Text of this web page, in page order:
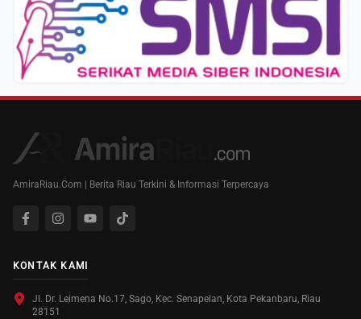
AmiraRiau.Com | Berita Riau Terkini & Informasi Terpercaya
KONTAK KAMI
Jl. Dr. Leimena No.17, Sago, Kec. Senapelan, Kota Pekanbaru, Riau
28151